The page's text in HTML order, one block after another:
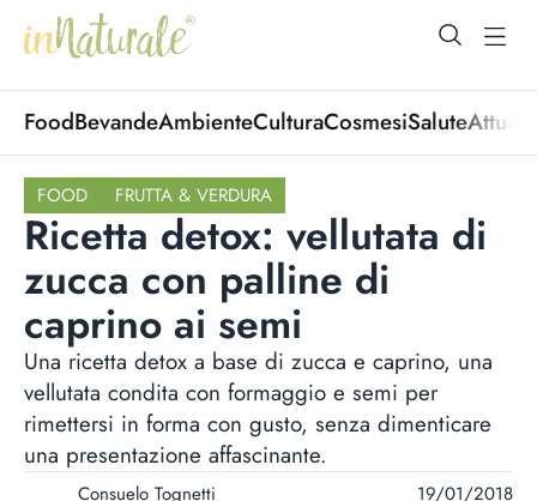
open
FoodBevandeAmbienteCulturaCosmesiSalute
FOOD FRUTTA & VERDURA
Ricetta detox: vellutata di
zucca con palline di
caprino ai semi
Una ricetta detox a base di zucca e caprino, una
vellutata condita con formaggio e semi per
rimettersi in forma con gusto, senza dimenticare
una presentazione affascinante.
Consuelo Tognetti 19/01/2018